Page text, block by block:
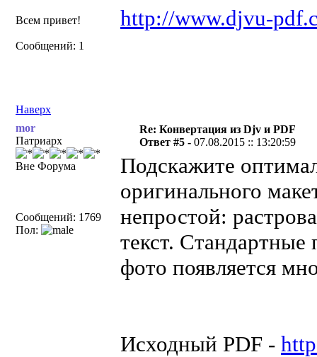
Всем привет!
Сообщений: 1
http://www.djvu-
Наверх
mor
Патриарх
Вне Форума
Сообщений: 1769
Пол:
Re: Конвертация из Djv и PDF
Ответ #5 -07.08.2015 :: 13:20:59
Подскажите
оригинального
непростой:
текст.
фото появляется
Исходный PDF -